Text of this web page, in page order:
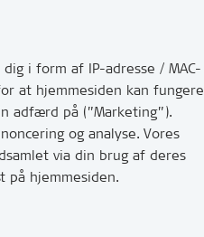
i form af IP-adresse / MAC-
at hjemmesiden kan fungere
adfærd på (”Marketing”).
og analyse. Vores
via din brug af deres
på hjemmesiden.